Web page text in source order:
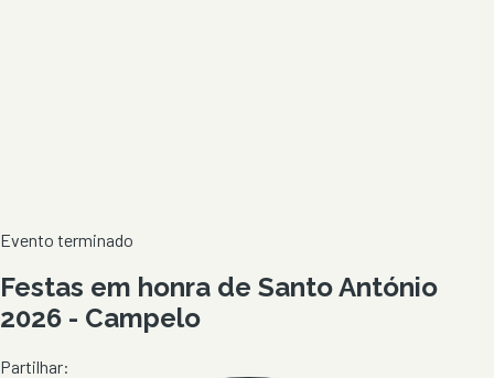
Evento terminado
Festas em honra de Santo António
2026 - Campelo
Partilhar: